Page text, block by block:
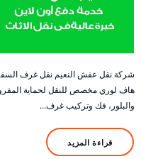
شركة نقل عفش النعيم نقل غرف
هاف لوري مخصص للنقل لحماية
والبلور، فك وتركيب غرف…
قراءة المزيد